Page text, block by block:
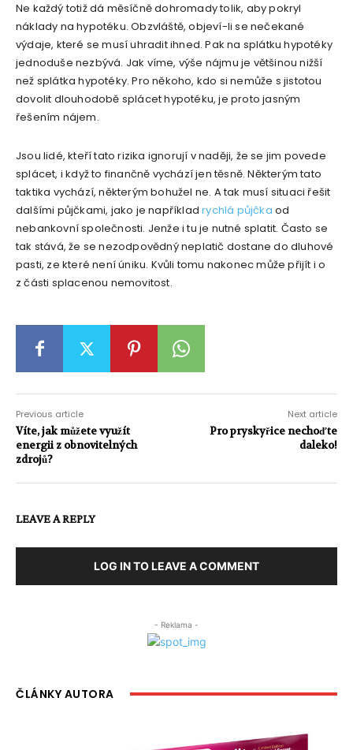
Ne každý totiž dá měsíčně dohromady tolik, aby pokryl
náklady na hypotéku. Obzvláště, objeví-li se nečekané
výdaje, které se musí uhradit ihned. Pak na splátku hypotéky
jednoduše nezbývá. Jak víme, výše nájmu je většinou nižší
než splátka hypotéky. Pro někoho, kdo si nemůže s jistotou
dovolit dlouhodobě splácet hypotéku, je proto jasným
řešením nájem.
Jsou lidé, kteří tato rizika ignorují v naději, že se jim povede
splácet, i když to finančně vychází jen těsně. Některým tato
taktika vychází, některým bohužel ne. A tak musí situaci řešit
dalšími půjčkami, jako je napříkladrychlá půjčka od
nebankovní společnosti. Jenže i tu je nutné splatit. Často se
tak stává, že se nezodpovědný neplatič dostane do dluhové
pasti, ze které není úniku. Kvůli tomu nakonec může přijít i o
z části splacenou nemovitost.
Previous article
Víte, jak můžete využít
energii z obnovitelných
zdrojů?
Next article
Pro pryskyřice nechoďte
daleko!
LEAVE A REPLY
LOG IN TO LEAVE A COMMENT
- Reklama -
ČLÁNKY AUTORA